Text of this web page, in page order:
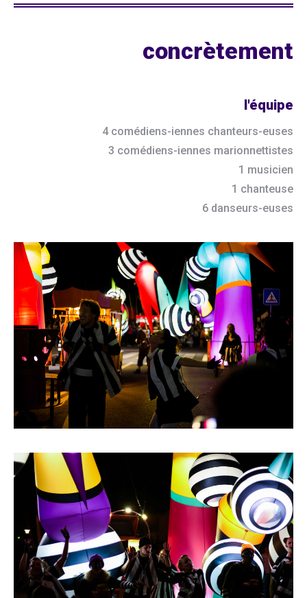
concrètement
l'équipe
4 comédiens-iennes chanteurs-euses
3 comédiens-iennes marionnettistes
1 musicien
1 chanteuse
6 danseurs-euses